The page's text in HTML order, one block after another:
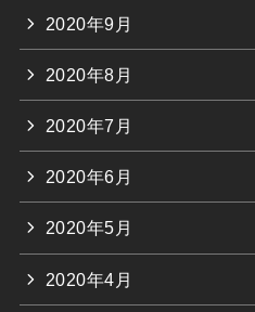
2020年9月
2020年8月
2020年7月
2020年6月
2020年5月
2020年4月